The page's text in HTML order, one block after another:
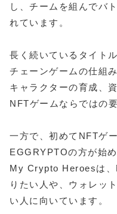
し、チームを組んでバ
れています。
長く続いているタイト
チェーンゲームの仕組
キャラクターの育成、
NFTゲームならではの
一方で、初めてNFTゲ
EGGRYPTOの方が始
My Crypto Heroesは、
りたい人や、ウォレッ
い人に向いています。